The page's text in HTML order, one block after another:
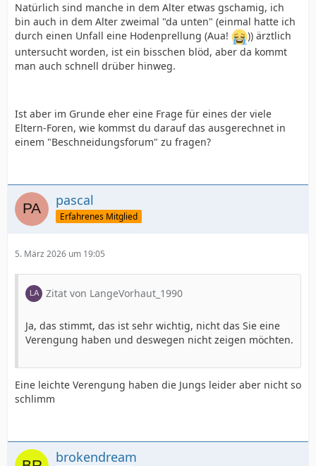
Natürlich sind manche in dem Alter etwas gschamig, ich
bin auch in dem Alter zweimal "da unten" (einmal hatte ich
durch einen Unfall eine Hodenprellung (Aua!
)) ärztlich
untersucht worden, ist ein bisschen blöd, aber da kommt
man auch schnell drüber hinweg.
Ist aber im Grunde eher eine Frage für eines der viele
Eltern-Foren, wie kommst du darauf das ausgerechnet in
einem "Beschneidungsforum" zu fragen?
pascal
Erfahrenes Mitglied
5. März 2026 um 19:05
Zitat von LangeVorhaut_1990
Ja, das stimmt, das ist sehr wichtig, nicht das Sie eine
Verengung haben und deswegen nicht zeigen möchten.
Eine leichte Verengung haben die Jungs leider aber nicht so
schlimm
brokendream